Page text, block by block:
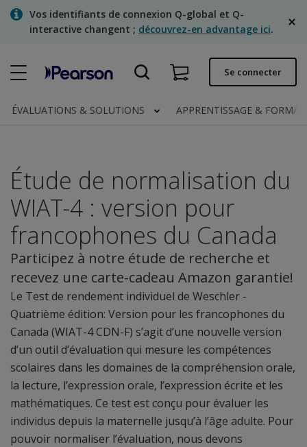
SkipVos identifiants de connexion Q-global et Q-
interactive changent ; découvrez-en advantage ici.
Commande rapide
Français
Clinical | Canada
Se connecter
ÉVALUATIONS & SOLUTIONS APPRENTISSAGE &
Étude de normalisation du
WIAT-4 : version pour
francophones du Canada
Participez à notre étude de recherche et
recevez une carte-cadeau Amazon garantie!
Le Test de rendement individuel de Weschler -
Quatrième édition: Version pour les francophones du
Canada (WIAT-4 CDN-F) s’agit d’une nouvelle version
d’un outil d’évaluation qui mesure les compétences
scolaires dans les domaines de la compréhension orale,
la lecture, l’expression orale, l’expression écrite et les
mathématiques. Ce test est conçu pour évaluer les
individus depuis la maternelle jusqu’à l’âge adulte. Pour
pouvoir normaliser l’évaluation, nous devons